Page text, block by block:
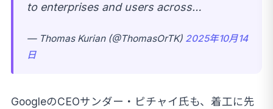
to enterprises and users across…
— Thomas Kurian (@ThomasOrTK) 2025年10月14
日
GoogleのCEOサンダー・ピチャイ氏も、着工に先